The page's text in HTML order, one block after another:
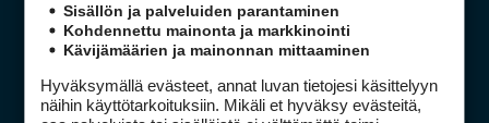
Sisällön ja palveluiden parantaminen
Kohdennettu mainonta ja markkinointi
Kävijämäärien ja mainonnan mittaaminen
Hyväksymällä evästeet, annat luvan tietojesi käsittelyyn
näihin käyttötarkoituksiin. Mikäli et hyväksy evästeitä,